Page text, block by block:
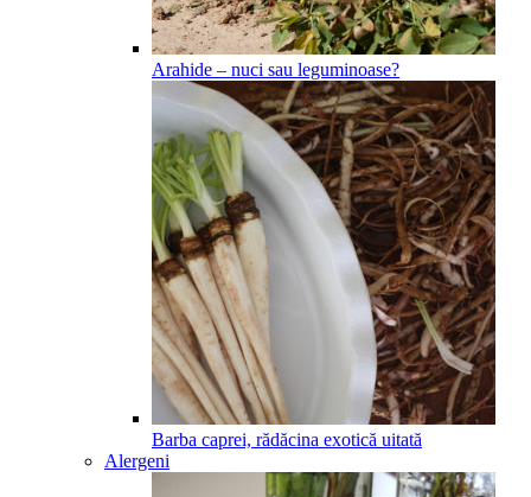
Arahide – nuci sau leguminoase?
Barba caprei, rădăcina exotică uitată
Alergeni